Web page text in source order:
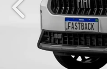
Anterior